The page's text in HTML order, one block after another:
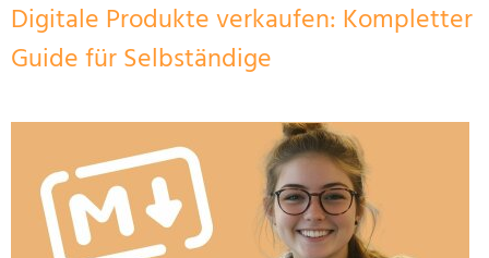
Digitale Produkte verkaufen: Kompletter
Guide für Selbständige